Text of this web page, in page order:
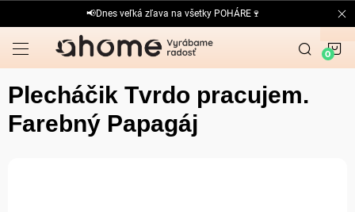
na
obsah
📢Dnes veľká zľava na všetky POHÁRE🍷
Plecháčik Tvrdo pracujem.
Farebný Papagáj